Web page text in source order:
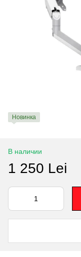
Новинка
В наличии
1 250 Lei